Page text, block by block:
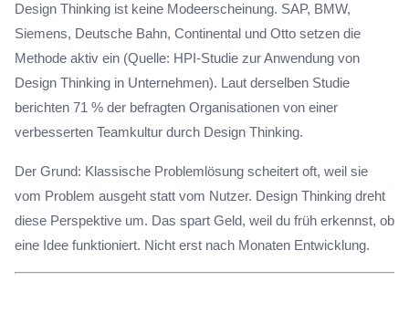
Design Thinking ist keine Modeerscheinung. SAP, BMW,
Siemens, Deutsche Bahn, Continental und Otto setzen die
Methode aktiv ein (Quelle: HPI-Studie zur Anwendung von
Design Thinking in Unternehmen). Laut derselben Studie
berichten 71 % der befragten Organisationen von einer
verbesserten Teamkultur durch Design Thinking.
Der Grund: Klassische Problemlösung scheitert oft, weil sie
vom Problem ausgeht statt vom Nutzer. Design Thinking dreht
diese Perspektive um. Das spart Geld, weil du früh erkennst, ob
eine Idee funktioniert. Nicht erst nach Monaten Entwicklung.